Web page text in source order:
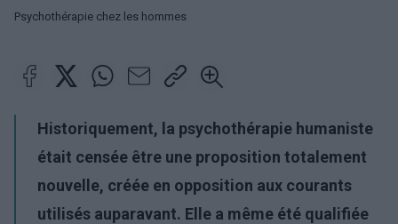
Psychothérapie chez les hommes
Historiquement, la psychothérapie humaniste
était censée être une proposition totalement
nouvelle, créée en opposition aux courants
utilisés auparavant. Elle a même été qualifiée